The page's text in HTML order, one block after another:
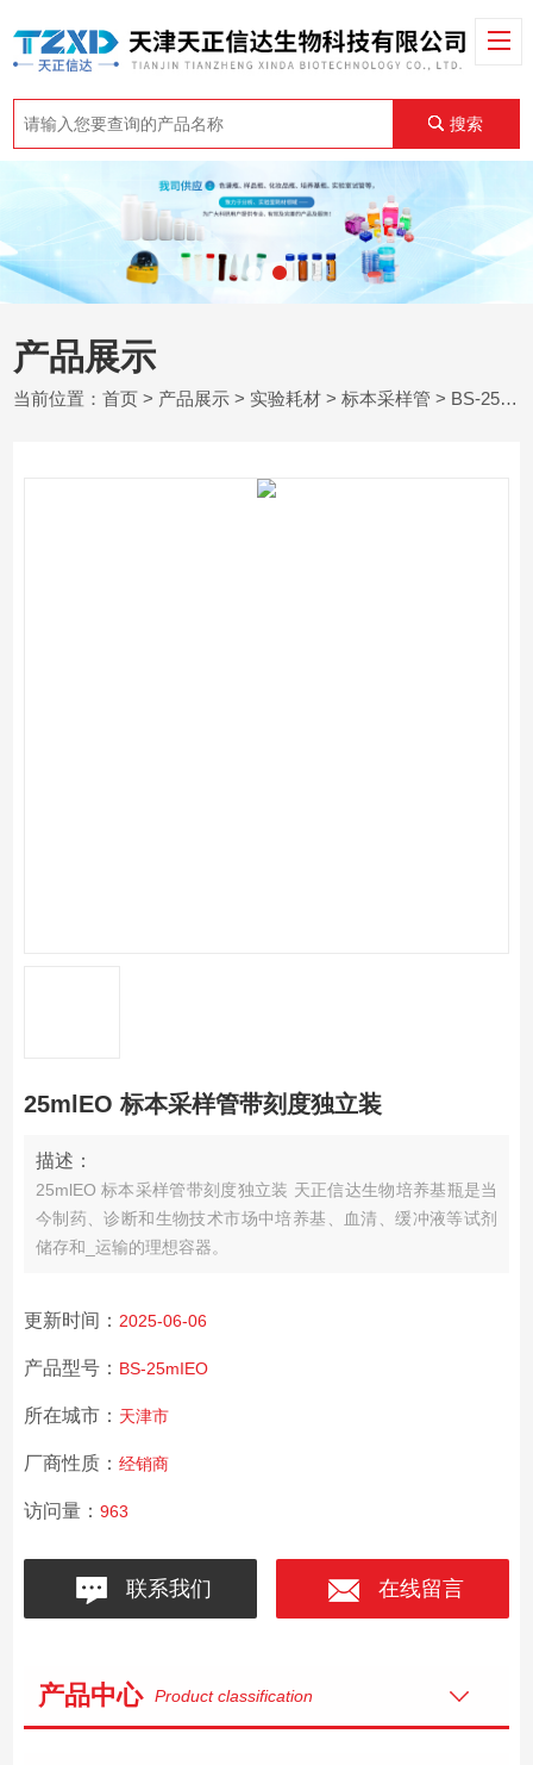
搜索
产品展示
当前位置：首页 > 产品展示 > 实验耗材 >标本采样管 > BS-25mIEO25mlEO 标本采样管带刻度独立装
25mlEO 标本采样管带刻度独立装
描述：
25mlEO 标本采样管带刻度独立装 天正信达生物培养基瓶是当
今制药、诊断和生物技术市场中培养基、血清、缓冲液等试剂
储存和_运输的理想容器。
更新时间： 2025-06-06
产品型号： BS-25mIEO
所在城市： 天津市
厂商性质： 经销商
访问量： 963
联系我们 在线留言
产品中心 Product classification